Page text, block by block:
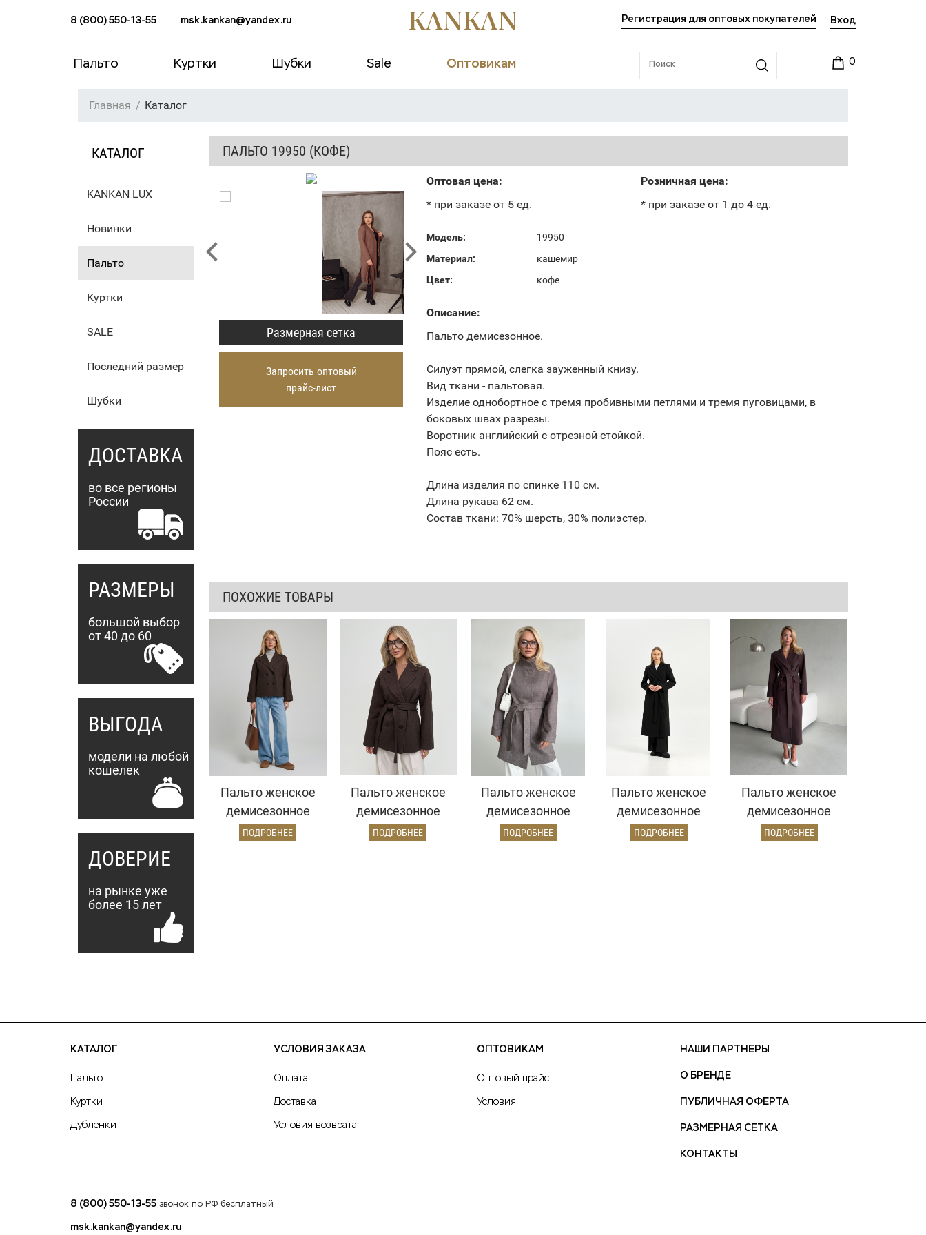
8 (800) 550-13-55 msk.kankan@yandex.ru Регистрация для оптовых покупателей Вход
Пальто Куртки Шубки Sale Оптовикам 0
Главная Каталог
КАТАЛОГ
KANKAN LUX
Новинки
Пальто
Куртки
SALE
Последний размер
Шубки
ДОСТАВКА
во все регионы
России
РАЗМЕРЫ
большой выбор
от 40 до 60
ВЫГОДА
модели на любой
кошелек
ДОВЕРИЕ
на рынке уже
более 15 лет
ПАЛЬТО 19950 (КОФЕ)
Размерная сетка
Запросить оптовый
прайс-лист
Оптовая цена:
* при заказе от 5 ед.
Розничная цена:
* при заказе от 1 до 4 ед.
Модель:
19950
Материал:
кашемир
Цвет:
кофе
Описание:
Пальто демисезонное.
Силуэт прямой, слегка зауженный книзу.
Вид ткани - пальтовая.
Изделие однобортное с тремя пробивными петлями и тремя пуговицами, в
боковых швах разрезы.
Воротник английский с отрезной стойкой.
Пояс есть.
Длина изделия по спинке 110 см.
Длина рукава 62 см.
Состав ткани: 70% шерсть, 30% полиэстер.
ПОХОЖИЕ ТОВАРЫ
Пальто женское
демисезонное
27332 (шоколад/
ПОДРОБНЕЕ
Пальто женское
демисезонное
27220 (шоколад/
ПОДРОБНЕЕ
Пальто женское
демисезонное
27101
ПОДРОБНЕЕ
Пальто женское
демисезонное
26895 (черный)
ПОДРОБНЕЕ
Пальто женское
демисезонное
26326 (шоколад)
ПОДРОБНЕЕ
КАТАЛОГ
Пальто
Куртки
Дубленки
УСЛОВИЯ ЗАКАЗА
Оплата
Доставка
Условия возврата
ОПТОВИКАМ
Оптовый прайс
Условия
НАШИ ПАРТНЕРЫ
О БРЕНДЕ
ПУБЛИЧНАЯ ОФЕРТА
РАЗМЕРНАЯ СЕТКА
КОНТАКТЫ
8 (800) 550-13-55 звонок по РФ бесплатный
msk.kankan@yandex.ru